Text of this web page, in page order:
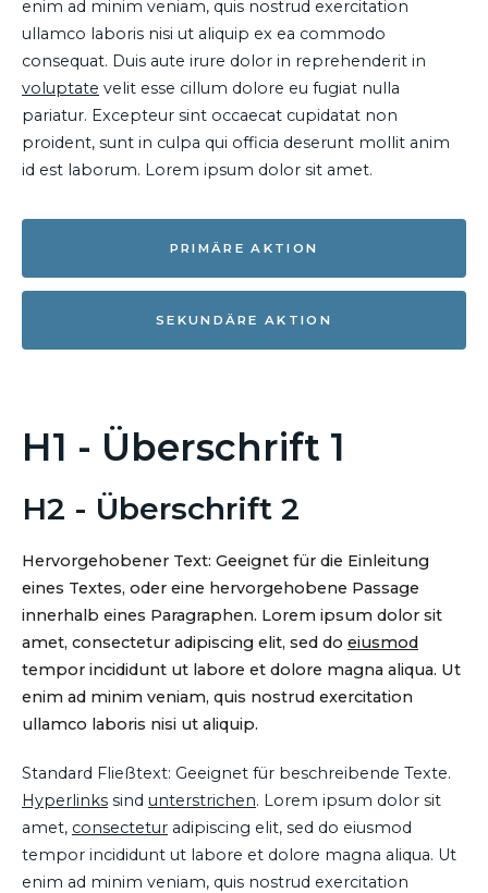
enim ad minim veniam, quis nostrud exercitation
ullamco laboris nisi ut aliquip ex ea commodo
consequat. Duis aute irure dolor in reprehenderit in
voluptate velit esse cillum dolore eu fugiat nulla
pariatur. Excepteur sint occaecat cupidatat non
proident, sunt in culpa qui officia deserunt mollit anim
id est laborum. Lorem ipsum dolor sit amet.
PRIMÄRE AKTION
SEKUNDÄRE AKTION
H1 - Überschrift 1
H2 - Überschrift 2
Hervorgehobener Text: Geeignet für die Einleitung
eines Textes, oder eine hervorgehobene Passage
innerhalb eines Paragraphen. Lorem ipsum dolor sit
amet, consectetur adipiscing elit, sed do eiusmod
tempor incididunt ut labore et dolore magna aliqua. Ut
enim ad minim veniam, quis nostrud exercitation
ullamco laboris nisi ut aliquip.
Standard Fließtext: Geeignet für beschreibende Texte.
Hyperlinks sind unterstrichen. Lorem ipsum dolor sit
amet, consectetur adipiscing elit, sed do eiusmod
tempor incididunt ut labore et dolore magna aliqua. Ut
enim ad minim veniam, quis nostrud exercitation